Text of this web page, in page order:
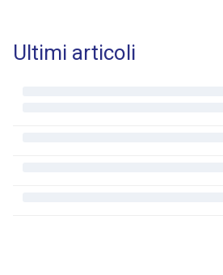
Ultimi articoli